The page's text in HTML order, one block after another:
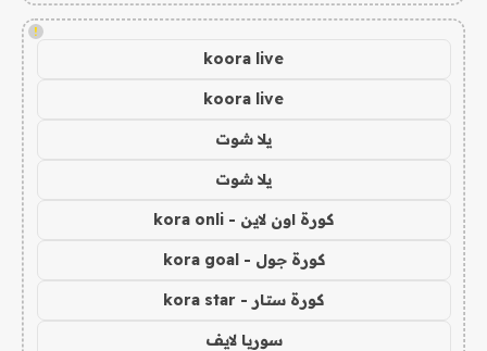
!
koora live
koora live
يلا شوت
يلا شوت
كورة اون لاين - kora onli
كورة جول - kora goal
كورة ستار - kora star
سوريا لايف